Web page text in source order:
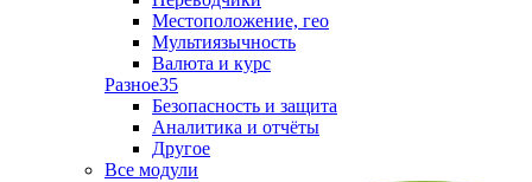
Местоположение, гео
Мультиязычность
Валюта и курс
Разное35
Безопасность и защита
Аналитика и отчёты
Другое
Все модули